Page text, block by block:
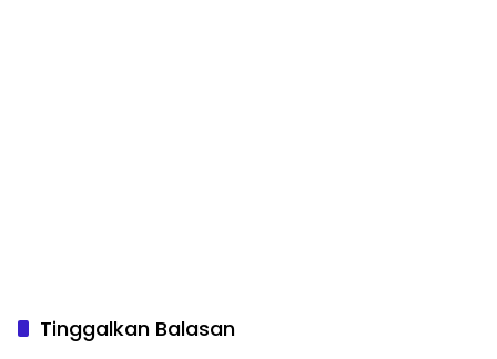
Tinggalkan Balasan